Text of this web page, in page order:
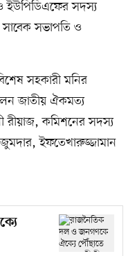
ইউপিডিএফের সদস্য
সাবেক সভাপতি ও
সহকারী মনির
জাতীয় ঐকমত্য
কমিশনের সদস্য
ইফতেখারুজ্জামান